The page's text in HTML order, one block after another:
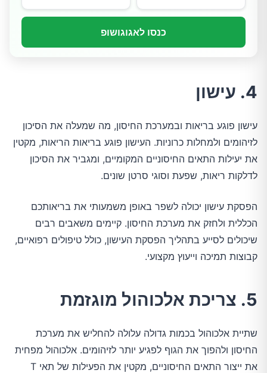
כנסו לאגוגושופ
4. עישון
עישון פוגע בריאות ובמערכת החיסון, מה שמעלה את הסיכון
לזיהומים ולמחלות כרוניות. העישון פוגע בריאות הריאות, מקטין
את יעילות התאים החיסוניים המקומיים, ומגביר את הסיכון
לדלקות ריאות, שפעת וסוגי סרטן שונים.
הפסקת עישון יכולה לשפר באופן משמעותי את בריאותכם
הכללית ולחזק את מערכת החיסון. קיימים משאבים רבים
שיכולים לסייע בתהליך הפסקת העישון, כולל טיפולים רפואיים,
קבוצות תמיכה וייעוץ מקצועי.
5. צריכת אלכוהול מוגזמת
שתיית אלכוהול בכמות גדולה עלולה להחליש את מערכת
החיסון ולהפוך את הגוף לפגיע יותר לזיהומים. אלכוהול מפחית
את ייצור התאים החיסוניים, מקטין את הפעילות של תאי T